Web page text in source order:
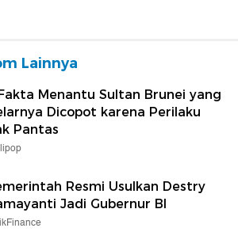
Lainnya
Menantu Sultan Brunei yang
Dicopot karena Perilaku
Pantas
Resmi Usulkan Destry
Jadi Gubernur BI